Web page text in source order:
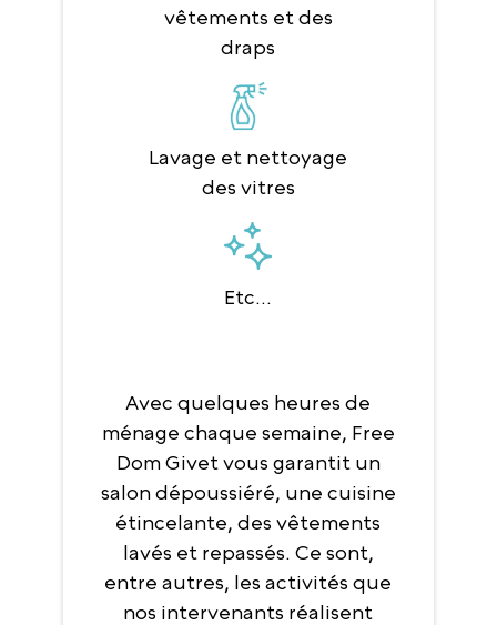
vêtements et des
draps
Lavage et nettoyage
des vitres
Etc...
Avec quelques heures de
ménage chaque semaine, Free
Dom Givet vous garantit un
salon dépoussiéré, une cuisine
étincelante, des vêtements
lavés et repassés. Ce sont,
entre autres, les activités que
nos intervenants réalisent